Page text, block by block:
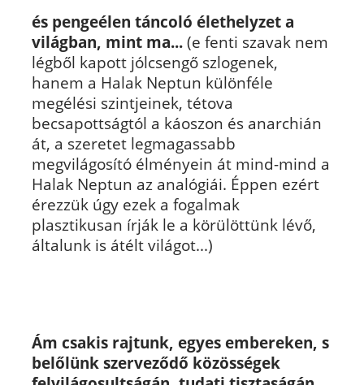
és pengeélen táncoló élethelyzet a
világban, mint ma... (e fenti szavak nem
légből kapott jólcsengő szlogenek,
hanem a Halak Neptun különféle
megélési szintjeinek, tétova
becsapottságtól a káoszon és anarchián
át, a szeretet legmagassabb
megvilágosító élményein át mind-mind a
Halak Neptun az analógiái. Éppen ezért
érezzük úgy ezek a fogalmak
plasztikusan írják le a körülöttünk lévő,
általunk is átélt világot...)
Ám csakis rajtunk, egyes embereken, s
belőlünk szerveződő közösségek